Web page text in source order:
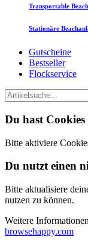
Transportable
Stationäre
Gutscheine
Bestseller
Flockservice
Du hast
Bitte aktiviere
Du nutzt einen
Bitte aktualisiere
nutzen zu können.
Weitere
browsehappy.com